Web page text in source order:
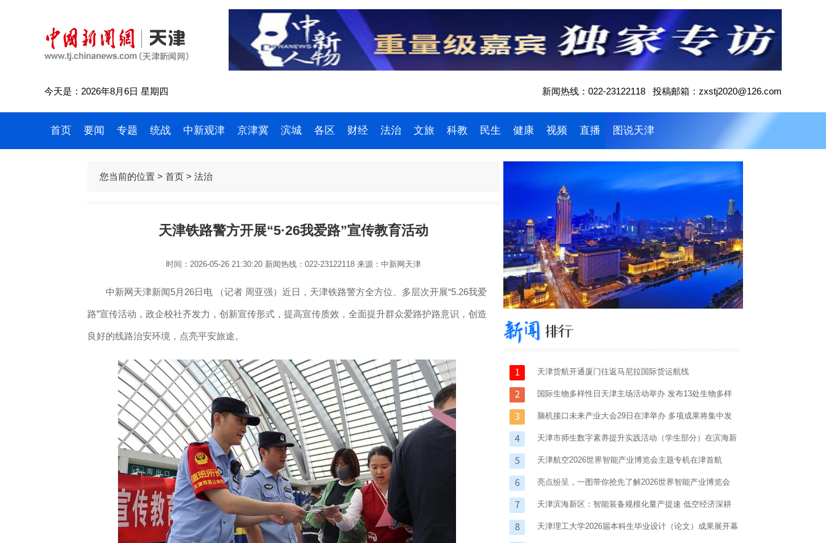
今天是：2026年8月6日 星期四 新闻热线：022-23122118 投稿邮箱：zxstj2020@126.com
首页 要闻 专题 统战 中新观津 京津冀 滨城 各区 财经 法治 文旅 科教 民生 健康 视频 直播 图说天津
您当前的位置 > 首页 > 法治
天津铁路警方开展“5·26我爱路”宣传教育活动
时间：2026-05-26 21:30:20 新闻热线：022-23122118来源：中新网天津
中新网天津新闻5月26日电 （记者 周亚强）近日，天津铁路警方全方位、多层次开展“5.26我爱
路”宣传活动，政企校社齐发力，创新宣传形式，提高宣传质效，全面提升群众爱路护路意识，创造
良好的线路治安环境，点亮平安旅途。
天津货航开通厦门往返马尼拉国际货运航线
国际生物多样性日天津主场活动举办 发布13处生物多样
性体验地
脑机接口未来产业大会29日在津举办 多项成果将集中发
布
天津市师生数字素养提升实践活动（学生部分）在滨海新
区举行
天津航空2026世界智能产业博览会主题专机在津首航
亮点纷呈，一图带你抢先了解2026世界智能产业博览会
天津滨海新区：智能装备规模化量产提速 低空经济深耕
应用场景
天津理工大学2026届本科生毕业设计（论文）成果展开幕